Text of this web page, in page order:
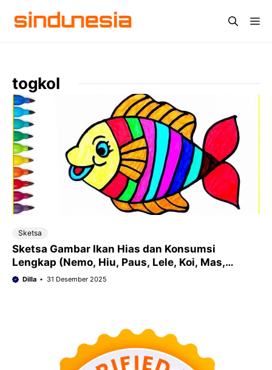
togkol
Sketsa
Sketsa Gambar Ikan Hias dan Konsumsi
Lengkap (Nemo, Hiu, Paus, Lele, Koi, Mas,
Lumba dll)
Dilla 31 Desember 2025